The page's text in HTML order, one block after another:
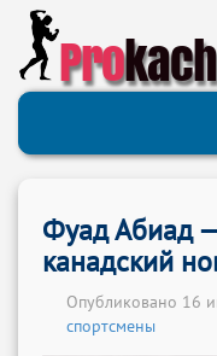
Pro
Фуад Абиад
канадский
Опубликовано 16
спортсмены